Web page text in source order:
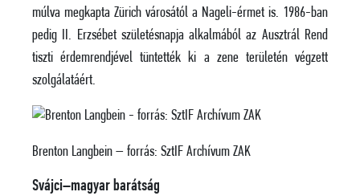
múlva megkapta Zürich városától a Nageli-érmet is. 1986-ban
pedig II. Erzsébet születésnapja alkalmából az Ausztrál Rend
tiszti érdemrendjével tüntették ki a zene területén végzett
szolgálatáért.
Brenton Langbein – forrás: SztIF Archívum ZAK
Svájci–magyar barátság